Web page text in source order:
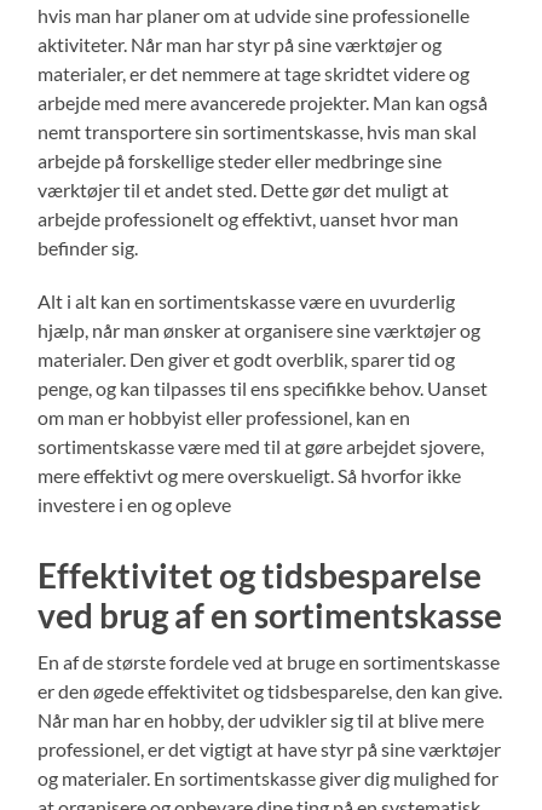
hvis man har planer om at udvide sine professionelle
aktiviteter. Når man har styr på sine værktøjer og
materialer, er det nemmere at tage skridtet videre og
arbejde med mere avancerede projekter. Man kan også
nemt transportere sin sortimentskasse, hvis man skal
arbejde på forskellige steder eller medbringe sine
værktøjer til et andet sted. Dette gør det muligt at
arbejde professionelt og effektivt, uanset hvor man
befinder sig.
Alt i alt kan en sortimentskasse være en uvurderlig
hjælp, når man ønsker at organisere sine værktøjer og
materialer. Den giver et godt overblik, sparer tid og
penge, og kan tilpasses til ens specifikke behov. Uanset
om man er hobbyist eller professionel, kan en
sortimentskasse være med til at gøre arbejdet sjovere,
mere effektivt og mere overskueligt. Så hvorfor ikke
investere i en og opleve
Effektivitet og tidsbesparelse
ved brug af en sortimentskasse
En af de største fordele ved at bruge en sortimentskasse
er den øgede effektivitet og tidsbesparelse, den kan give.
Når man har en hobby, der udvikler sig til at blive mere
professionel, er det vigtigt at have styr på sine værktøjer
og materialer. En sortimentskasse giver dig mulighed for